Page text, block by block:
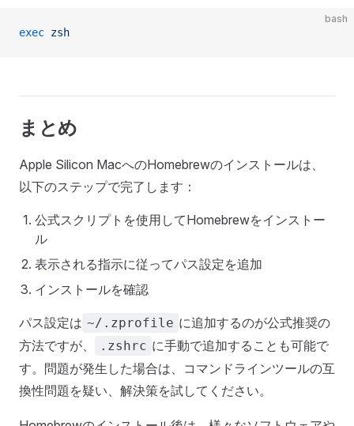
bash
exec zsh
まとめ
Apple Silicon MacへのHomebrewのインストールは、
以下のステップで完了します：
公式スクリプトを使用してHomebrewをインストー
ル
表示される指示に従ってパス設定を追加
インストールを確認
パス設定は ~/.zprofile に追加するのが公式推奨の
方法ですが、
.zshrc に手動で追加することも可能で
す。問題が発生した場合は、コマンドラインツールの互
換性問題を疑い、解決策を試してください。